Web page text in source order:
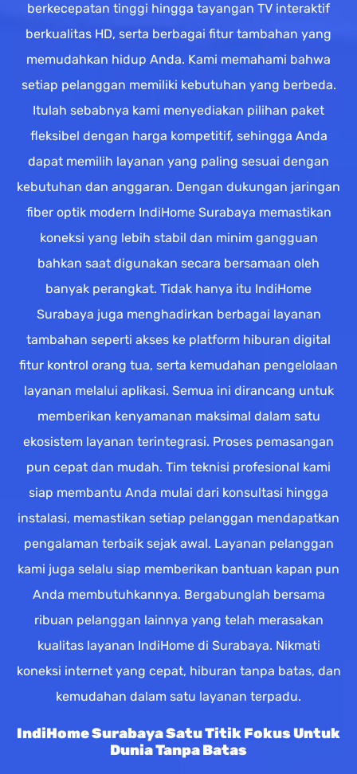
berkecepatan tinggi hingga tayangan TV interaktif
berkualitas HD, serta berbagai fitur tambahan yang
memudahkan hidup Anda. Kami memahami bahwa
setiap pelanggan memiliki kebutuhan yang berbeda.
Itulah sebabnya kami menyediakan pilihan paket
fleksibel dengan harga kompetitif, sehingga Anda
dapat memilih layanan yang paling sesuai dengan
kebutuhan dan anggaran. Dengan dukungan jaringan
fiber optik modern IndiHome Surabaya memastikan
koneksi yang lebih stabil dan minim gangguan
bahkan saat digunakan secara bersamaan oleh
banyak perangkat. Tidak hanya itu IndiHome
Surabaya juga menghadirkan berbagai layanan
tambahan seperti akses ke platform hiburan digital
fitur kontrol orang tua, serta kemudahan pengelolaan
layanan melalui aplikasi. Semua ini dirancang untuk
memberikan kenyamanan maksimal dalam satu
ekosistem layanan terintegrasi. Proses pemasangan
pun cepat dan mudah. Tim teknisi profesional kami
siap membantu Anda mulai dari konsultasi hingga
instalasi, memastikan setiap pelanggan mendapatkan
pengalaman terbaik sejak awal. Layanan pelanggan
kami juga selalu siap memberikan bantuan kapan pun
Anda membutuhkannya. Bergabunglah bersama
ribuan pelanggan lainnya yang telah merasakan
kualitas layanan IndiHome di Surabaya. Nikmati
koneksi internet yang cepat, hiburan tanpa batas, dan
kemudahan dalam satu layanan terpadu.
IndiHome Surabaya Satu Titik Fokus Untuk
Dunia Tanpa Batas